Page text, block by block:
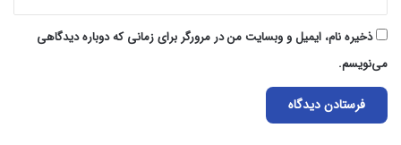
ذخیره نام، ایمیل و وبسایت من در مرورگر برای زمانی که دوباره دیدگاهی
می‌نویسم.